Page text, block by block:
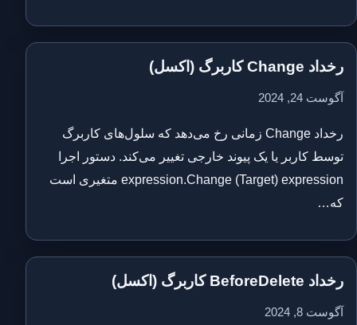
رخداد Change کاربرگ (اکسل)
آگوست 24, 2024
رخداد Change زمانی رخ می‌دهد که سلول‌های کاربرگ
توسط کاربر یا یک پیوند خارجی تغییر می‌کند. دستور اجرا
expression.Change (Target) expression متغیری است
که…
رخداد BeforeDelete کاربرگ (اکسل)
آگوست 8, 2024